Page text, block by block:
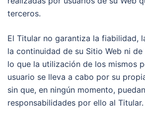
terceros.
El Titular no garantiza la fiabilidad,
la continuidad de su Sitio Web ni
lo que la utilización de los mismos
usuario se lleva a cabo por su
sin que, en ningún momento,
responsabilidades por ello al Titular.